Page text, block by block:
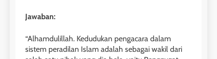
Jawaban:
“Alhamdulillah. Kedudukan pengacara dalam
sistem peradilan Islam adalah sebagai wakil dari